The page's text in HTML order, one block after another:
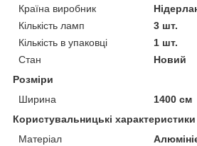
Країна виробник
Кількість ламп
3 шт.
Кількість в упаковці
1 шт.
Стан
Новий
Розміри
Ширина
1400 см
Користувальницькі характеристики
Матеріал